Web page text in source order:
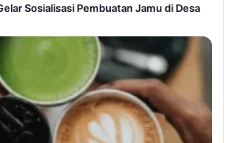
Sosialisasi Pembuatan Jamu di Desa